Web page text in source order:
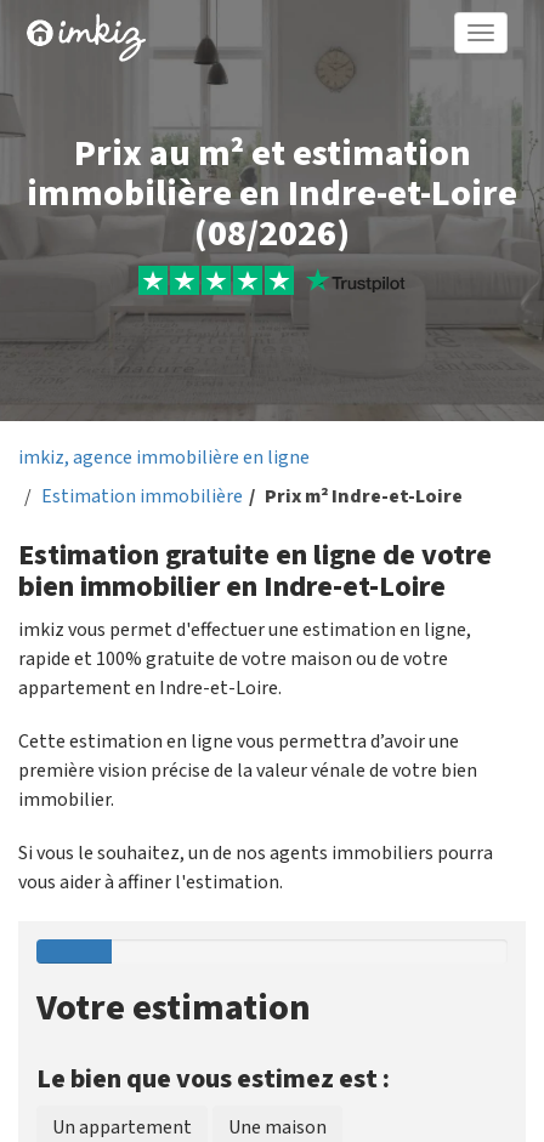
Toggle
Prix au m² et estimation
immobilière en Indre-et-Loire
(08/2026)
imkiz, agence immobilière en ligne
Estimation immobilière
Prix m² Indre-et-Loire
Estimation gratuite en ligne de votre
bien immobilier en Indre-et-Loire
imkiz vous permet d'effectuer une estimation en ligne,
rapide et 100% gratuite de votre maison ou de votre
appartement en Indre-et-Loire.
Cette estimation en ligne vous permettra d’avoir une
première vision précise de la valeur vénale de votre bien
immobilier.
Si vous le souhaitez, un de nos agents immobiliers pourra
vous aider à affiner l'estimation.
Votre estimation
Le bien que vous estimez est :
Un appartement Une maison